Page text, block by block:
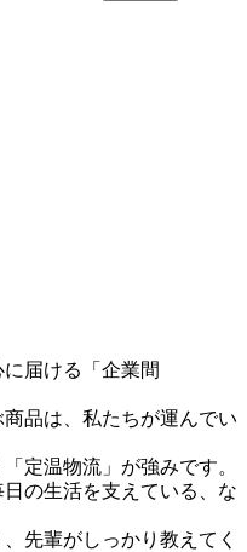
届ける「企業間
品は、私たちが運んでい
定温物流」が強みです。
の生活を支えている、な
先輩がしっかり教えてく